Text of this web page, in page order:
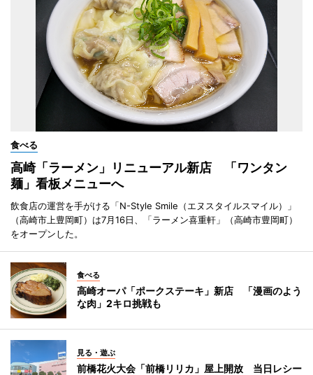
食べる
高崎「ラーメン」リニューアル新店 「ワンタン
麺」看板メニューへ
飲食店の運営を手がける「N-Style Smile（エヌスタイルスマイル）」
（高崎市上豊岡町）は7月16日、「ラーメン喜重軒」（高崎市豊岡町）
をオープンした。
食べる
高崎オーパ「ポークステーキ」新店 「漫画のよう
な肉」2キロ挑戦も
見る・遊ぶ
前橋花火大会「前橋リリカ」屋上開放 当日レシー